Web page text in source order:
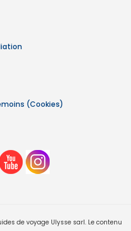
(Cookies)
de voyage Ulysse sarl. Le contenu